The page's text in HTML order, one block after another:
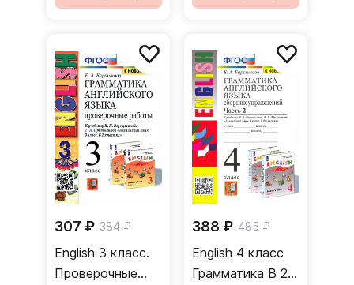
307 ₽ 384 ₽
English 3 класс.
Проверочные
388 ₽ 485 ₽
English 4 класс
Грамматика В 2-